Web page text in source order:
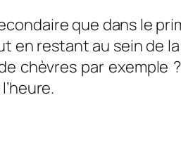
que dans le
en restant au sein de
chèvres par exemple